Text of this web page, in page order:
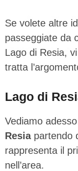
Se volete altre
passeggiate da
Lago di Resia,
tratta
Lago di
Vediamo adesso
Resiapartendo
rappresenta il
nell’area.